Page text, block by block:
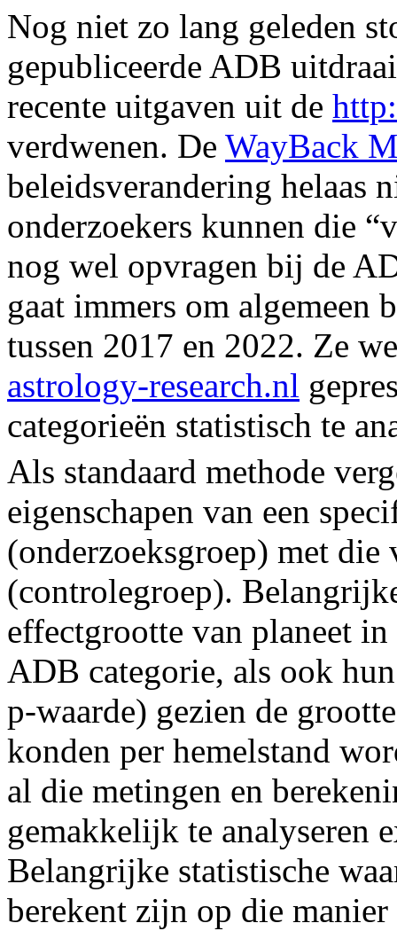
Nog niet zo lang geleden
gepubliceerde ADB
recente uitgaven uit de
verdwenen. De WayBack
beleidsverandering helaas
onderzoekers kunnen die
nog wel opvragen bij de
gaat immers om algemeen
tussen 2017 en 2022. Ze
astrology-research.nl
categorieën statistisch te
Als standaard methode
eigenschapen van een
(onderzoeksgroep) met die
(controlegroep).
effectgrootte van planeet
ADB categorie, als ook
p-waarde) gezien de
konden per hemelstand
al die metingen en
gemakkelijk te analyseren
Belangrijke statistische
berekent zijn op die